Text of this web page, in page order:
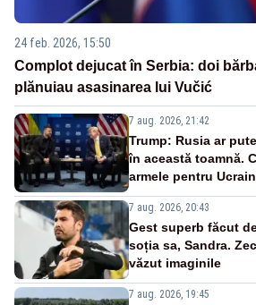
24 feb. 2026, 15:50
Complot dejucat în Serbia: doi
plănuiau asasinarea lui Vučić
7 aug. 2026, 21:42
Trump: Rusia ar
în această toamnă.
armele pentru
7 aug. 2026, 20:43
Gest superb făcut
soția sa, Sandra.
văzut imaginile
7 aug. 2026, 19:45